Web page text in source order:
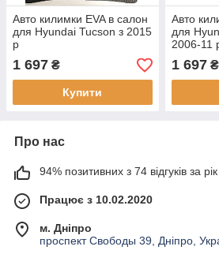
Авто килимки EVA в салон
для Hyundai Tucson з 2015
р
1 697 ₴
Купити
Авто
для
2006-11
1 697₴
Про нас
94% позитивних з 74 відгуків за рік
Працює з 10.02.2020
м. Дніпро
проспект Свободы 39, Дніпро,